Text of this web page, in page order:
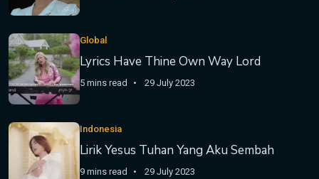
Global
Lyrics Have Thine Own Way Lord
5 mins read 29 July 2023
Indonesia
Lirik Yesus Tuhan Yang Aku Sembah
9 mins read 29 July 2023